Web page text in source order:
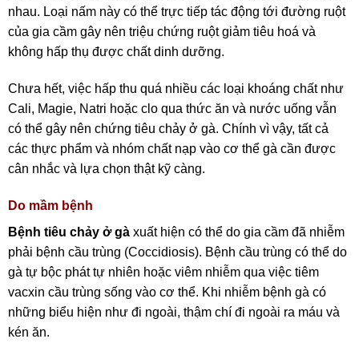
nhau. Loại nấm này có thể trực tiếp tác động tới đường ruột
của gia cầm gây nên triệu chứng ruột giảm tiêu hoá và
không hấp thụ được chất dinh dưỡng.
Chưa hết, việc hấp thu quá nhiều các loại khoáng chất như
Cali, Magie, Natri hoặc clo qua thức ăn và nước uống vẫn
có thể gây nên chứng tiêu chảy ở gà. Chính vì vậy, tất cả
các thực phẩm và nhóm chất nạp vào cơ thể gà cần được
cân nhắc và lựa chọn thật kỹ càng.
Do mầm bệnh
Bệnh tiêu chảy ở gà xuất hiện có thể do gia cầm đã nhiễm
phải bệnh cầu trùng (Coccidiosis). Bệnh cầu trùng có thể do
gà tự bộc phát tự nhiên hoặc viêm nhiễm qua việc tiêm
vacxin cầu trùng sống vào cơ thể. Khi nhiễm bệnh gà có
những biểu hiện như đi ngoài, thậm chí đi ngoài ra máu và
kén ăn.